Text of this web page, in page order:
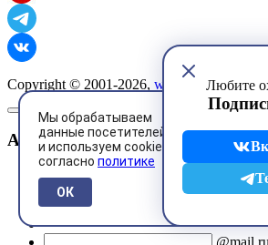
Мы обрабатываем
данные посетителей
и используем cookies
согласно политике
ОК
Любите
Copyright © 2001-2026,
Авторизация
@mail.ru